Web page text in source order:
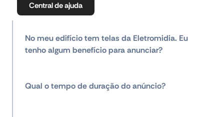
Central de ajuda
No meu edifício tem telas da Eletromidia. Eu
tenho algum benefício para anunciar?
Qual o tempo de duração do anúncio?